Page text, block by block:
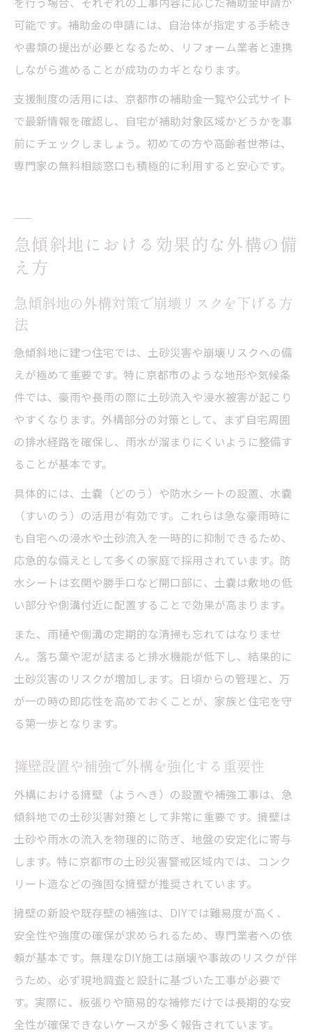
可能です。補助金の申請には、自治体が指定する手続き
や書類の提出が必要となるため、リフォーム業者と連携
しながら進めることが成功のカギとなります。
支援制度の活用には、京都市の補助金一覧や公式サイト
で最新情報を確認し、自宅が補助対象区域かどうかを事
前にチェックしましょう。初めての方や高齢者世帯は、
専門家の無料相談窓口も積極的に利用すると安心です。
急傾斜地における効果的な外構の備
え方
急傾斜地の外構対策で崩壊リスクを下げる方
法
急傾斜地に建つ住宅では、土砂災害や崩壊リスクへの備
えが極めて重要です。特に京都市のような地形や気候条
件では、豪雨や長雨の際に土砂流入や浸水被害が起こり
やすくなります。外構部分の対策として、まず自宅周囲
の排水経路を確保し、雨水が溜まりにくいように整備す
ることが基本です。
具体的には、土嚢（どのう）や防水シートの設置、水嚢
（すいのう）の活用が有効です。これらは急な豪雨時に
も自宅への浸水や土砂流入を一時的に抑制できるため、
応急的な備えとして多くの家庭で採用されています。防
水シートは玄関や勝手口など開口部に、土嚢は敷地の低
い部分や側溝付近に配置することで効果が高まります。
また、雨樋や側溝の定期的な清掃も忘れてはなりませ
ん。落ち葉や泥が詰まると排水機能が低下し、結果的に
土砂災害のリスクが増加します。日頃からの管理と、万
が一の時の即応性を高めておくことが、家族と住宅を守
る第一歩となります。
擁壁設置や補強で外構を強化する重要性
外構における擁壁（ようへき）の設置や補強工事は、急
傾斜地での土砂災害対策として非常に重要です。擁壁は
土砂や雨水の流入を物理的に防ぎ、地盤の安定化に寄与
します。特に京都市の土砂災害警戒区域内では、コンク
リート造などの強固な擁壁が推奨されています。
擁壁の新設や既存壁の補強は、DIYでは難易度が高く、
安全性や強度の確保が求められるため、専門業者への依
頼が基本です。無理なDIY施工は崩壊や事故のリスクが伴
うため、必ず現地調査と設計に基づいた工事が必要で
す。実際に、板張りや簡易的な補修だけでは長期的な安
全性が確保できないケースが多く報告されています。